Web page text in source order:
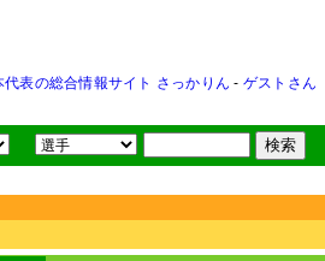
表の総合情報サイト さっかりん - ゲストさん